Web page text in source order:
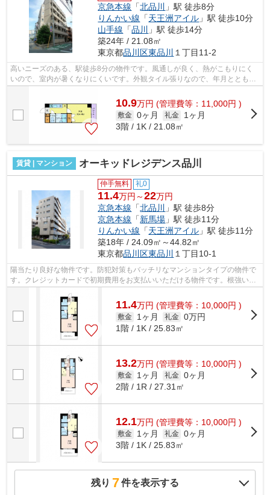
京急本線 「北品川
」駅 徒歩8分
りんかい線 「天王洲アイル 」駅 徒歩10分
山手線 「品川
」駅 徒歩14分
築24年 / 21.08㎡
東京都品川区東品川 １丁目11-2
高いニーズのある、駅徒歩8分の物件です。風通しが良く、熱がこもりにく
いので、室内が暑くなりにくいです。外観タイル張りなので、年月とともに
味わいが生まれてきます。こちらの物件...
10.9万円 (管理費等：11,000円 )
敷金 0ヶ月 礼金
1ヶ月
3階 / 1K / 21.08㎡
賃貸 | マンション オーキッドレジデンス品川
仲手無料 礼0
11.4万円～22万円
京急本線 「北品川
」駅 徒歩8分
京急本線 「新馬場 」駅 徒歩11分
りんかい線 「天王洲アイル 」駅 徒歩11分
築18年 / 24.09㎡～44.82㎡
東京都品川区東品川 １丁目10-1
陽当たり良好な物件です。防犯対策もバッチリなマンションタイプの物件で
す。クレジットカードで初期費用をお支払いいただける物件です。根強いニ
11.4万円 (管理費等：10,000円 )
敷金 1ヶ月 礼金 0万円
1階 / 1K / 25.83㎡
13.2万円 (管理費等：10,000円 )
敷金 1ヶ月 礼金 0ヶ月
2階 / 1R / 27.31㎡
12.1万円 (管理費等：10,000円 )
敷金 1ヶ月 礼金 0ヶ月
3階 / 1K / 25.83㎡
残り 7件を表示する